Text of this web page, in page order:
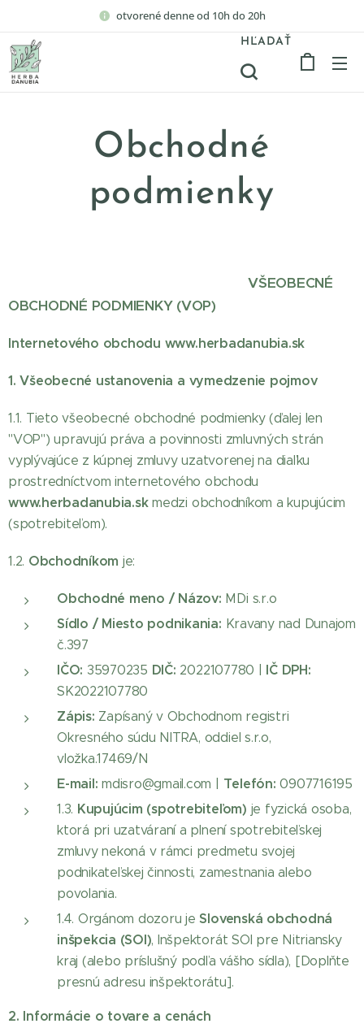
otvorené denne od 10h do 20h
HĽADAŤ
Obchodné
podmienky
VŠEOBECNÉ
OBCHODNÉ PODMIENKY (VOP)
Internetového obchodu www.herbadanubia.sk
1. Všeobecné ustanovenia a vymedzenie pojmov
1.1. Tieto všeobecné obchodné podmienky (ďalej len
"VOP") upravujú práva a povinnosti zmluvných strán
vyplývajúce z kúpnej zmluvy uzatvorenej na diaľku
prostredníctvom internetového obchodu
www.herbadanubia.skmedzi obchodníkom a kupujúcim
(spotrebiteľom).
1.2. Obchodníkom je:
Obchodné meno / Názov: MDi s.r.o
Sídlo / Miesto podnikania: Kravany nad Dunajom
č.397
IČO: 35970235 DIČ: 2022107780 | IČ DPH:
SK2022107780
Zápis: Zapísaný v Obchodnom registri
Okresného súdu NITRA, oddiel s.r.o,
vložka.17469/N
E-mail: mdisro@gmail.com | Telefón: 0907716195
1.3. Kupujúcim (spotrebiteľom) je fyzická osoba,
ktorá pri uzatváraní a plnení spotrebiteľskej
zmluvy nekoná v rámci predmetu svojej
podnikateľskej činnosti, zamestnania alebo
povolania.
1.4. Orgánom dozoru je Slovenská obchodná
inšpekcia (SOI), Inšpektorát SOI pre Nitriansky
kraj (alebo príslušný podľa vášho sídla), [Doplňte
presnú adresu inšpektorátu].
2. Informácie o tovare a cenách